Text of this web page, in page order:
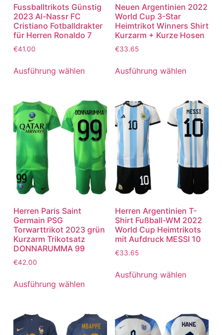
Fussballtrikots Günstig
2023 Al-Nassr FC
Cristiano Fotballdrakter
für Herren Ronaldo 7
€41.00
Ausführung wählen
Neuen Argentinien 2022
World Cup 3-Star
Heimtrikot Winners Shirt
Kurzarm + Kurze Hosen
€33.65
Ausführung wählen
Herren Paris Saint
Germain PSG
Torwarttrikot 2023 grün
Kurzarm Trikotsatz
DONNARUMMA 99
€42.00
Ausführung wählen
Herren Argentinien T-
Shirt Fußball-WM 2022
World Cup Heimtrikots
mit Aufdruck MESSI 10
€33.65
Ausführung wählen